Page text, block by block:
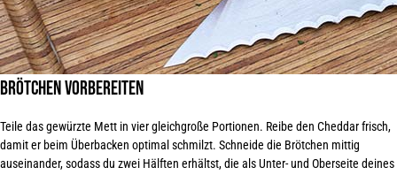
Brötchen vorbereiten
Teile das gewürzte Mett in vier gleichgroße Portionen. Reibe den Cheddar frisch,
damit er beim Überbacken optimal schmilzt. Schneide die Brötchen mittig
auseinander, sodass du zwei Hälften erhältst, die als Unter- und Oberseite deines